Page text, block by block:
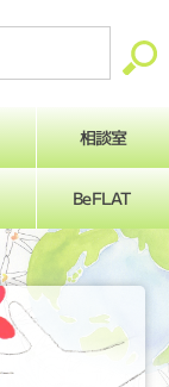
相談室
BeFLAT